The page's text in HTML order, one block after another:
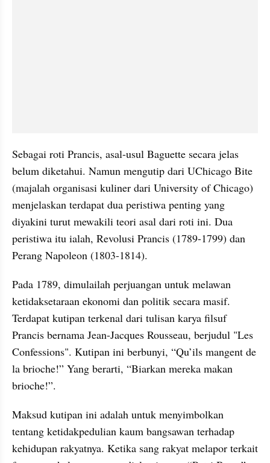
Sebagai roti Prancis, asal-usul Baguette secara jelas
belum diketahui. Namun mengutip dari UChicago Bite
(majalah organisasi kuliner dari University of Chicago)
menjelaskan terdapat dua peristiwa penting yang
diyakini turut mewakili teori asal dari roti ini. Dua
peristiwa itu ialah, Revolusi Prancis (1789-1799) dan
Perang Napoleon (1803-1814).
Pada 1789, dimulailah perjuangan untuk melawan
ketidaksetaraan ekonomi dan politik secara masif.
Terdapat kutipan terkenal dari tulisan karya filsuf
Prancis bernama Jean-Jacques Rousseau, berjudul "Les
Confessions". Kutipan ini berbunyi, “Qu’ils mangent de
la brioche!” Yang berarti, “Biarkan mereka makan
brioche!”.
Maksud kutipan ini adalah untuk menyimbolkan
tentang ketidakpedulian kaum bangsawan terhadap
kehidupan rakyatnya. Ketika sang rakyat melapor terkait